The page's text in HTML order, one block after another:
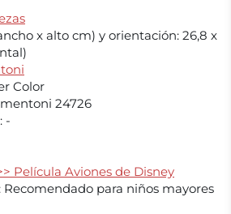
x alto cm) y orientación: 26,8 x
Color
24726
-
Película Aviones de Disney
Recomendado para niños mayores